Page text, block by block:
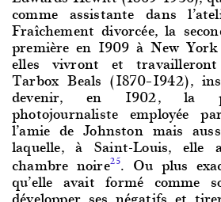
comme assistante dans
Fraîchement divorcée, la
première en 1909 à New York
elles vivront et travailleront
Tarbox Beals (1870–1942),
devenir, en 1902, la
photojournaliste employée
l’amie de Johnston mais
laquelle, à Saint-Louis, elle
chambre noire25. Ou plus
qu’elle avait formé comme